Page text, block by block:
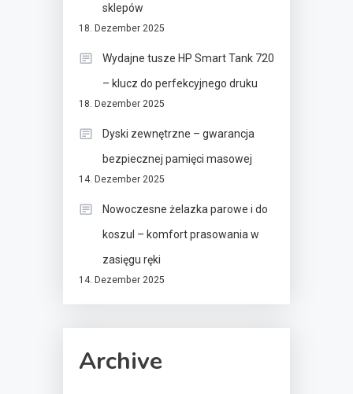
sklepów
18. Dezember 2025
Wydajne tusze HP Smart Tank 720
– klucz do perfekcyjnego druku
18. Dezember 2025
Dyski zewnętrzne – gwarancja
bezpiecznej pamięci masowej
14. Dezember 2025
Nowoczesne żelazka parowe i do
koszul – komfort prasowania w
zasięgu ręki
14. Dezember 2025
Archive